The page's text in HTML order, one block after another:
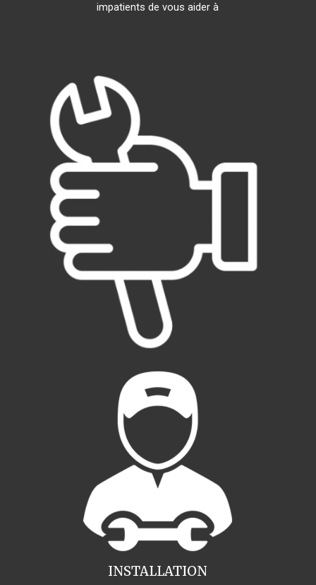
impatients de vous aider à
INSTALLATION